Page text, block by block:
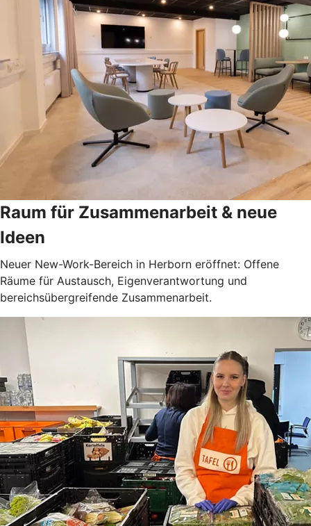
Raum für Zusammenarbeit & neue
Ideen
Neuer New-Work-Bereich in Herborn eröffnet: Offene
Räume für Austausch, Eigenverantwortung und
bereichsübergreifende Zusammenarbeit.